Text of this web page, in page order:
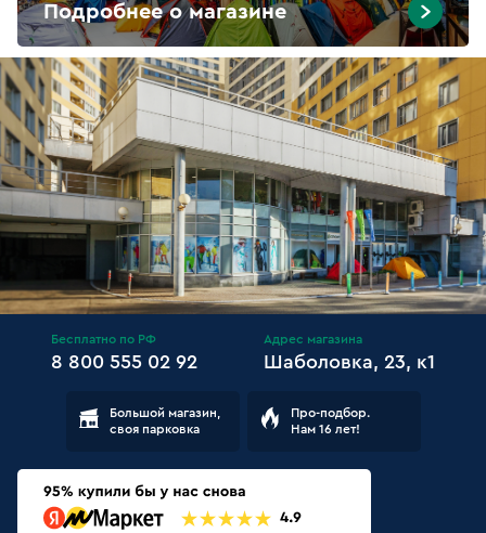
Подробнее о магазине
Бесплатно по РФ
8 800 555 02 92
Адрес магазина
Шаболовка, 23, к1
Большой магазин,
своя парковка
Про-подбор.
Нам 16 лет!